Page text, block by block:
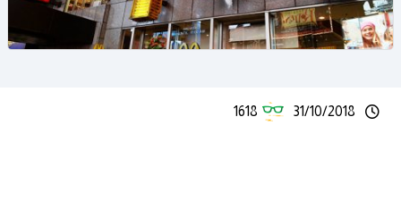
31/10/2018
1618